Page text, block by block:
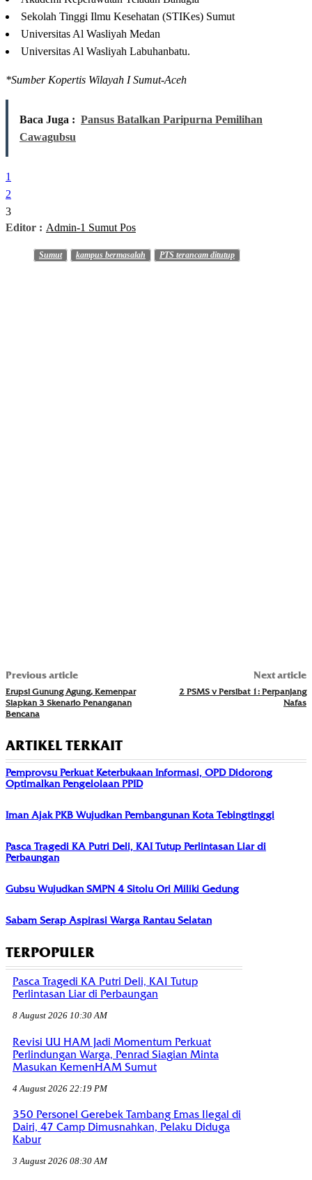
Sekolah Tinggi Ilmu Kesehatan (STIKes) Sumut
Universitas Al Wasliyah Medan
Universitas Al Wasliyah Labuhanbatu.
*Sumber Kopertis Wilayah I Sumut-Aceh
Baca Juga : Pansus Batalkan Paripurna Pemilihan
Cawagubsu
1
2
3
Editor : Admin-1 Sumut Pos
Sumut kampus bermasalah PTS terancam ditutup
Previous article
Erupsi Gunung Agung, Kemenpar
Siapkan 3 Skenario Penanganan
Bencana
Next article
2 PSMS v Persibat 1: Perpanjang
Nafas
ARTIKEL TERKAIT
Pemprovsu Perkuat Keterbukaan Informasi, OPD Didorong
Optimalkan Pengelolaan PPID
Iman Ajak PKB Wujudkan Pembangunan Kota Tebingtinggi
Pasca Tragedi KA Putri Deli, KAI Tutup Perlintasan Liar di
Perbaungan
Gubsu Wujudkan SMPN 4 Sitolu Ori Miliki Gedung
Sabam Serap Aspirasi Warga Rantau Selatan
TERPOPULER
Pasca Tragedi KA Putri Deli, KAI Tutup
Perlintasan Liar di Perbaungan
8 August 2026 10:30 AM
Revisi UU HAM Jadi Momentum Perkuat
Perlindungan Warga, Penrad Siagian Minta
Masukan KemenHAM Sumut
4 August 2026 22:19 PM
350 Personel Gerebek Tambang Emas Ilegal di
Dairi, 47 Camp Dimusnahkan, Pelaku Diduga
Kabur
3 August 2026 08:30 AM